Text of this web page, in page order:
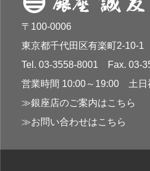
〒100-0006
東京都千代田区有楽町2-10-
Tel. 03-3558-8001 Fax. 03-
営業時間 10:00～19:00 土日
≫銀座店のご案内はこちら
≫お問い合わせはこちら